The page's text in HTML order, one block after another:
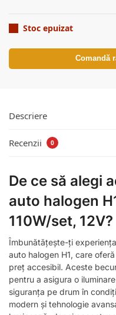
Stoc epuizat
Comandă
Descriere
Recenzii 0
De ce să alegi
auto halogen
110W/set, 12V?
Îmbunătățește-ți
auto halogen H1, care
preț accesibil. Aceste
pentru a asigura o
siguranța pe drum în
modern și tehnologie